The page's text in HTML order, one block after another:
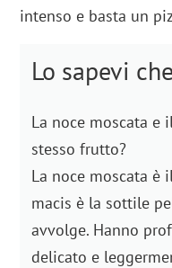
intenso e basta un
Lo sapevi
La noce moscata e
stesso frutto?
La noce moscata è
macis è la sottile
avvolge. Hanno
delicato e